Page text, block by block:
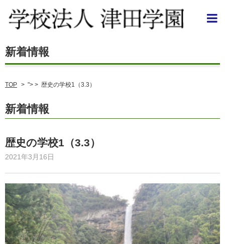
TOP > "> > 歴史の学校1（3.3）
新着情報
歴史の学校1（3.3）
2021年3月16日